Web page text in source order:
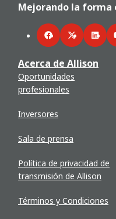
Mejorando la forma
FacebookTwitter
Acerca de Allison
Oportunidades
profesionales
Inversores
Sala de prensa
Política de privacidad de
transmisión de Allison
Términos y Condiciones